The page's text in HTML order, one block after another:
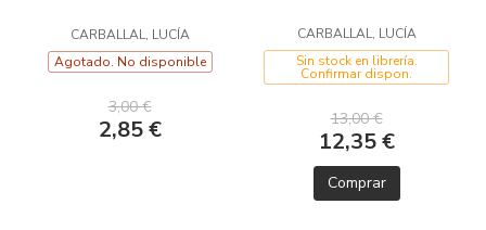
CARBALLAL, LUCÍA
Agotado. No disponible
3,00 €
2,85 €
CARBALLAL, LUCÍA
Sin stock en librería.
Confirmar dispon.
13,00 €
12,35 €
Comprar